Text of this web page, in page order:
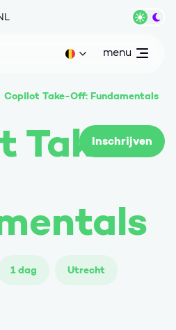
Huidige taal: be
open
menu
Copilot Take-Off: Fundamentals
Inschrijven
Take-
1 dag Utrecht